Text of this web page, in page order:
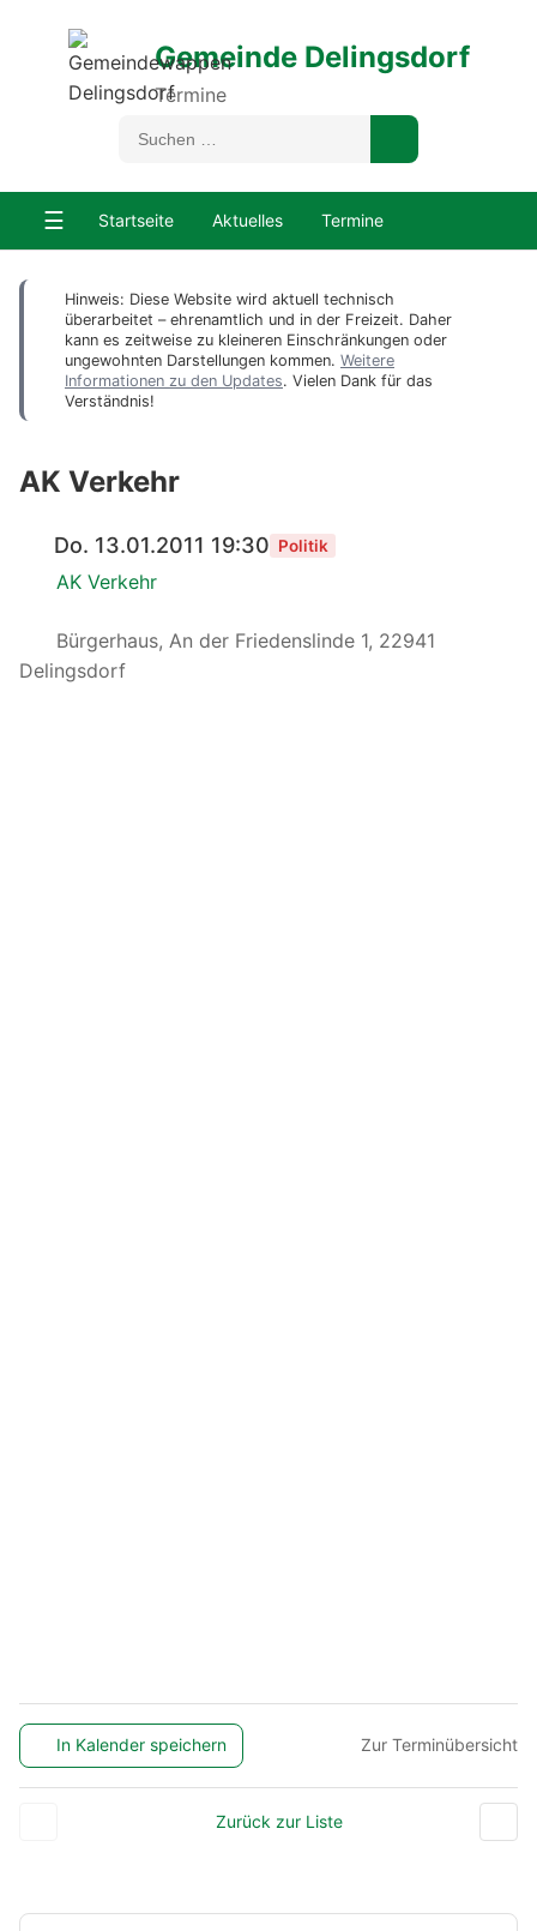
Gemeinde Delingsdorf
Termine
☰ Startseite Aktuelles Termine
Hinweis: Diese Website wird aktuell technisch
überarbeitet – ehrenamtlich und in der Freizeit. Daher
kann es zeitweise zu kleineren Einschränkungen oder
ungewohnten Darstellungen kommen. Weitere
Informationen zu den Updates. Vielen Dank für das
Verständnis!
AK Verkehr
Do. 13.01.2011 19:30 Politik
AK Verkehr
Bürgerhaus, An der Friedenslinde 1, 22941
Delingsdorf
In Kalender speichern Zur Terminübersicht
Zurück zur Liste